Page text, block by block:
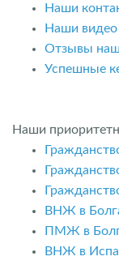
Наши
Наши видео
Отзывы
Успешные
Наши
ВНЖ в
ПМЖ в
ВНЖ в